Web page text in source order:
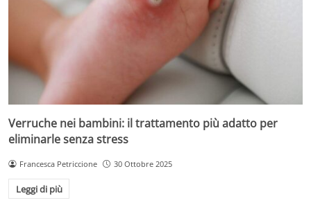
Verruche nei bambini: il trattamento più adatto per
eliminarle senza stress
Francesca Petriccione 30 Ottobre 2025
Leggi di più